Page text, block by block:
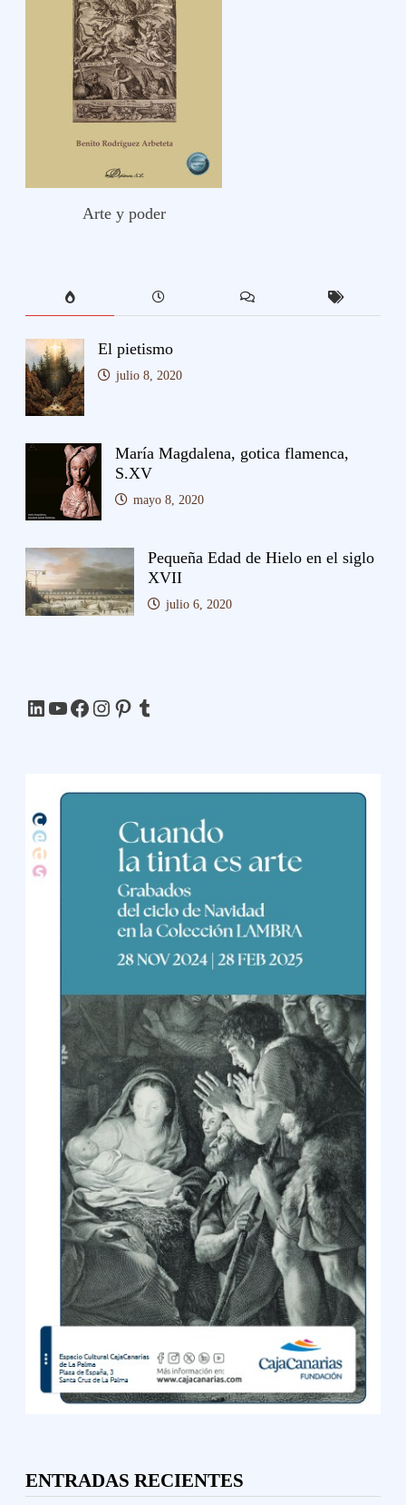
Arte y poder
El pietismo
julio 8, 2020
María Magdalena, gotica flamenca,
S.XV
mayo 8, 2020
Pequeña Edad de Hielo en el siglo
XVII
julio 6, 2020
LinkedIn
YouTube
Facebook
Instagram
Pinterest
Tumblr
ENTRADAS RECIENTES